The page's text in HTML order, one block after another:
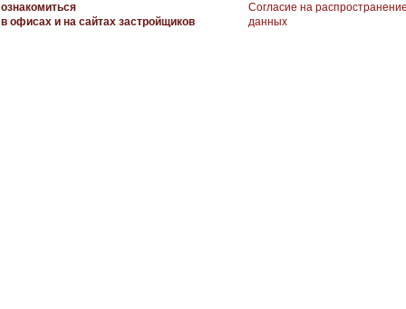
ознакомиться
в офисах и на сайтах застройщиков
Согласие на
данных